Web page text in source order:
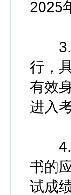
2025
3.时
行，
有效
进入
4.加
书的
试成